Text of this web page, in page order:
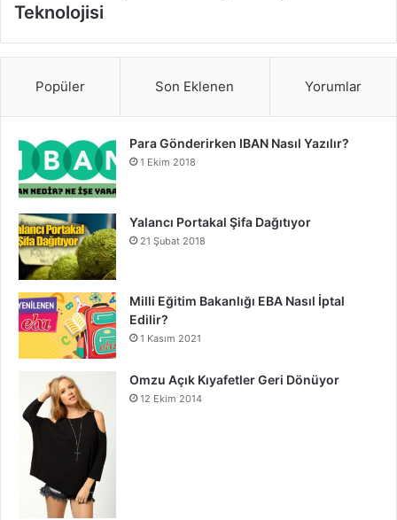
Teknolojisi
Popüler Son Eklenen Yorumlar
Para Gönderirken IBAN Nasıl Yazılır?
1 Ekim 2018
Yalancı Portakal Şifa Dağıtıyor
21 Şubat 2018
Milli Eğitim Bakanlığı EBA Nasıl İptal
Edilir?
1 Kasım 2021
Omzu Açık Kıyafetler Geri Dönüyor
12 Ekim 2014